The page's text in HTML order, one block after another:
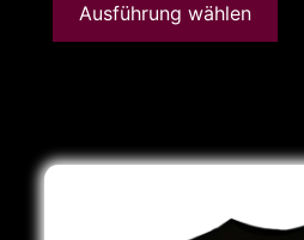
Ausführung wählen